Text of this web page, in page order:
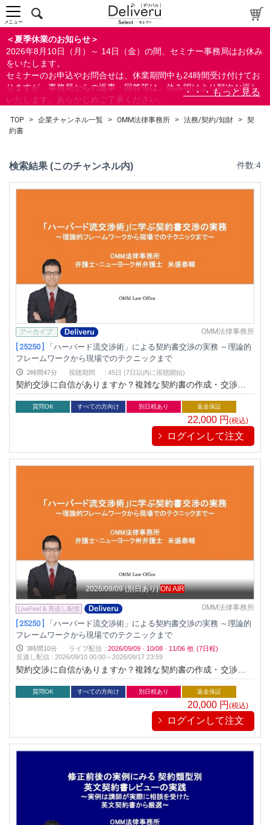
＜夏季休業のお知らせ＞
2026年8月10日（月）～ 14日（金）の間、セミナー事務局はお休み
をいたします。
セミナーのお申込やお問合せは、休業期間中も24時間受け付けてお
りますが、事務局からの返事・回答等は、休み明けより順次お返し
いたします。あらかじめご了承ください。
ができます。
メニュー
TOP > 企業チャンネル一覧 > OMM法律事務所 > 法務/契約/知財 > 契
約書
検索結果 (このチャンネル内) 件数:4
OMM法律事務所
[ 25250 ]
「ハーバード流交渉術」による契約書交渉の実務 ～理論的
フレームワークから現場でのテクニックまで
2時間47分 視聴期間 : 45日 (7日以内に視聴開始)
契約交渉に自信がありますか？複雑な契約書の作成・交渉を成
功させるには、理論的なフレームワークと現場で役立つ実践的
なテクニックが不可欠です。本セミナーでは、「ハーバード流
交渉術」を活用し、合意形成からリスク管理までを網羅的に学
びます。契約交渉のプロセスを体系的に理解し、自信を持って
結果を引き寄せられる交渉力を手に入れましょう！
質問OK すべての方向け 別日程あり 返金保証
22,000 円 (税込)
ログインして注文
2026/09/09 (別日あり) ON AIR
OMM法律事務所
[ 25250 ]
「ハーバード流交渉術」による契約書交渉の実務 ～理論的
フレームワークから現場でのテクニックまで
3時間10分 ライブ配信 : 2026/09/09 · 10/08 · 11/06 他 (7日程)
見逃し配信 :2026/09/10 00:00～2026/09/17 23:59
契約交渉に自信がありますか？複雑な契約書の作成・交渉を成
功させるには、理論的なフレームワークと現場で役立つ実践的
なテクニックが不可欠です。本セミナーでは、「ハーバード流
交渉術」を活用し、合意形成からリスク管理までを網羅的に学
びます。契約交渉のプロセスを体系的に理解し、自信を持って
結果を引き寄せられる交渉力を手に入れましょう！
質問OK すべての方向け 別日程あり 返金保証
20,000 円(税込)
ログインして注文